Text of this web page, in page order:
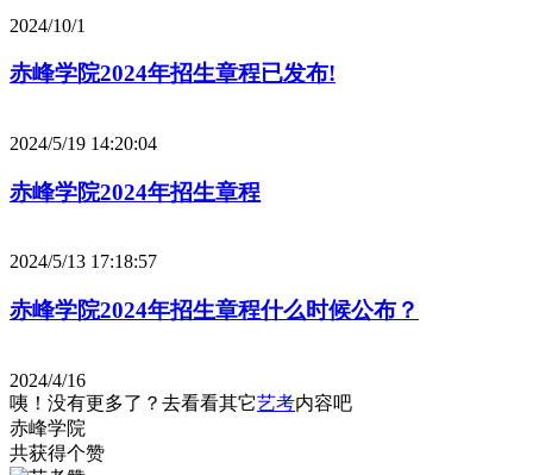
2024/10/1
赤峰学院2024年招生章程已发布!
2024/5/19 14:20:04
赤峰学院2024年招生章程
2024/5/13 17:18:57
赤峰学院2024年招生章程什么时候公布？
2024/4/16
咦！没有更多了？去看看其它艺考内容吧
赤峰学院
共获得个赞